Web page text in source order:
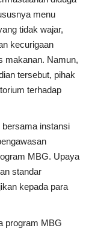
menu
tidak wajar,
kecurigaan
makanan. Namun,
tersebut, pihak
terhadap
bersama instansi
MBG. Upaya
standar
kepada para
program MBG